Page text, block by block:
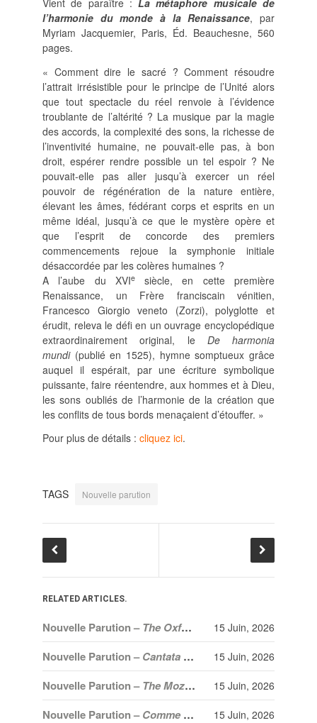
googlelinkedin youtube
Vient de paraître :La métaphore musicale de
l’harmonie du monde à la Renaissance, par
Myriam Jacquemier, Paris, Éd. Beauchesne, 560
pages.
« Comment dire le sacré ? Comment résoudre
l’attrait irrésistible pour le principe de l’Unité alors
que tout spectacle du réel renvoie à l’évidence
troublante de l’altérité ? La musique par la magie
des accords, la complexité des sons, la richesse de
l’inventivité humaine, ne pouvait-elle pas, à bon
droit, espérer rendre possible un tel espoir ? Ne
pouvait-elle pas aller jusqu’à exercer un réel
pouvoir de régénération de la nature entière,
élevant les âmes, fédérant corps et esprits en un
même idéal, jusqu’à ce que le mystère opère et
que l’esprit de concorde des premiers
commencements rejoue la symphonie initiale
désaccordée par les colères humaines ?
A l’aube du XVIesiècle, en cette première
Renaissance, un Frère franciscain vénitien,
Francesco Giorgio veneto (Zorzi), polyglotte et
érudit, releva le défi en un ouvrage encyclopédique
extraordinairement original, leDe harmonia
mundi(publié en 1525), hymne somptueux grâce
auquel il espérait, par une écriture symbolique
puissante, faire réentendre, aux hommes et à Dieu,
les sons oubliés de l’harmonie de la création que
les conflits de tous bords menaçaient d’étouffer. »
Pour plus de détails : cliquez ici.
TAGS Nouvelle parution
RELATED ARTICLES.
Nouvelle Parution –The Oxford Handbook of Orchestration Studies 15 Juin, 2026
Nouvelle Parution –Cantata profana: Bartók’s Sacred Bridge 15 Juin, 2026
Nouvelle Parution –The Mozart Week of the German Reich: Nazi Propaganda and Franco-German Relations in 1941 15 Juin, 2026
Nouvelle Parution –Comme un sage dans les nuages. Serge Fiori et l’épopée d’Harmonium 15 Juin, 2026